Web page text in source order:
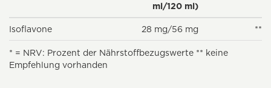
ml/120 ml)
Isoflavone 28 mg/56 mg **
* = NRV: Prozent der Nährstoffbezugswerte ** keine
Empfehlung vorhanden